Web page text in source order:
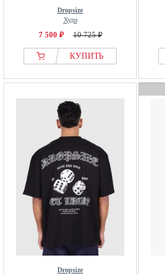
Dropsize
Худи
7 500 ₽ 10 725 ₽
КУПИТЬ
Dropsize